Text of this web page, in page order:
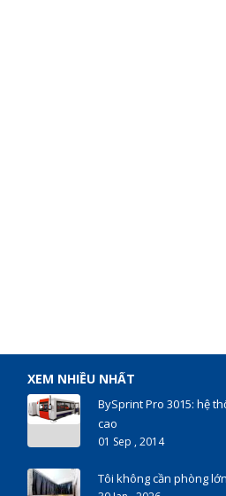
XEM NHIỀU NHẤT
BySprint Pro 3015: hệ
cao
01 Sep , 2014
Tôi không cần phòng